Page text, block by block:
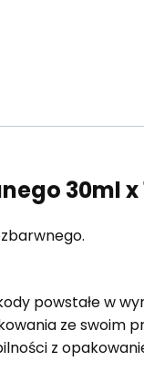
30ml x
powstałe w
ze swoim
z